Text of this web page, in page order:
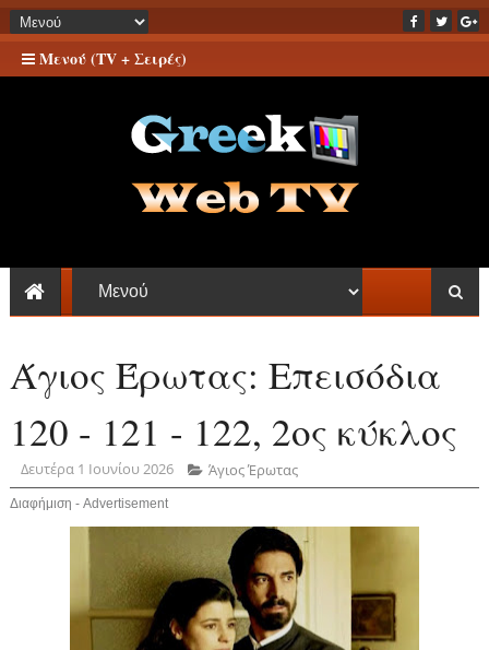
Μενού (TV + Σειρές)
Άγιος Έρωτας: Επεισόδια
120 - 121 - 122, 2ος κύκλος
Δευτέρα 1 Ιουνίου 2026 Άγιος Έρωτας
Διαφήμιση - Advertisement